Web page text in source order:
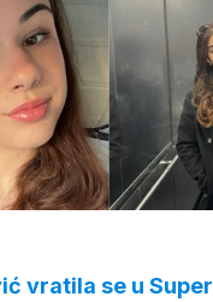
vratila se u